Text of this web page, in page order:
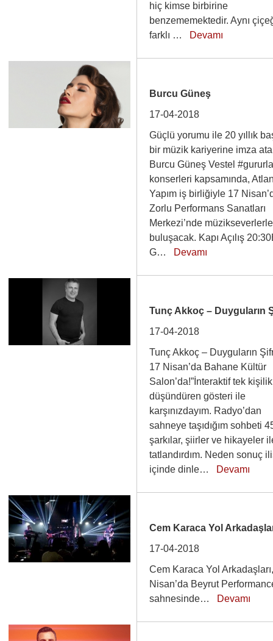
hiç kimse birbirine
benzememektedir. Aynı
farklı … Devamı
Burcu Güneş
17-04-2018
Güçlü yorumu ile 20 yıllık
bir müzik kariyerine imza
Burcu Güneş Vestel
konserleri kapsamında,
Yapım iş birliğiyle 17
Zorlu Performans Sanatları
Merkezi’nde müzikseverlerle
buluşacak. Kapı Açılış
G… Devamı
Tunç Akkoç – Duyguların
17-04-2018
Tunç Akkoç – Duyguların
17 Nisan’da Bahane Kültür
Salon’da!”İnteraktif tek kişilik
düşündüren gösteri ile
karşınızdayım. Radyo’dan
sahneye taşıdığım sohbeti
şarkılar, şiirler ve hikayeler
tatlandırdım. Neden sonuç
içinde dinle… Devamı
Cem Karaca Yol
17-04-2018
Cem Karaca Yol
Nisan’da Beyrut
sahnesinde… Devamı